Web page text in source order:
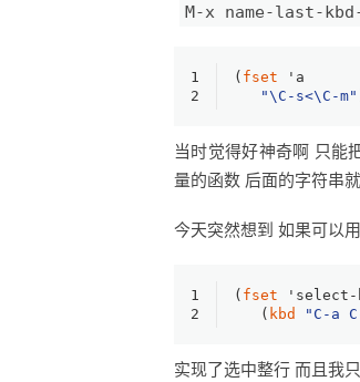
M-x name-last-
1
2
( fset 'a
"\C-s<\C-m"
当时觉得好神奇啊 只能
量的函数 后面的字符串
今天突然想到 如果可以用
1
2
( fset 'select-
   (
kbd "C-a
实现了选中整行 而且我